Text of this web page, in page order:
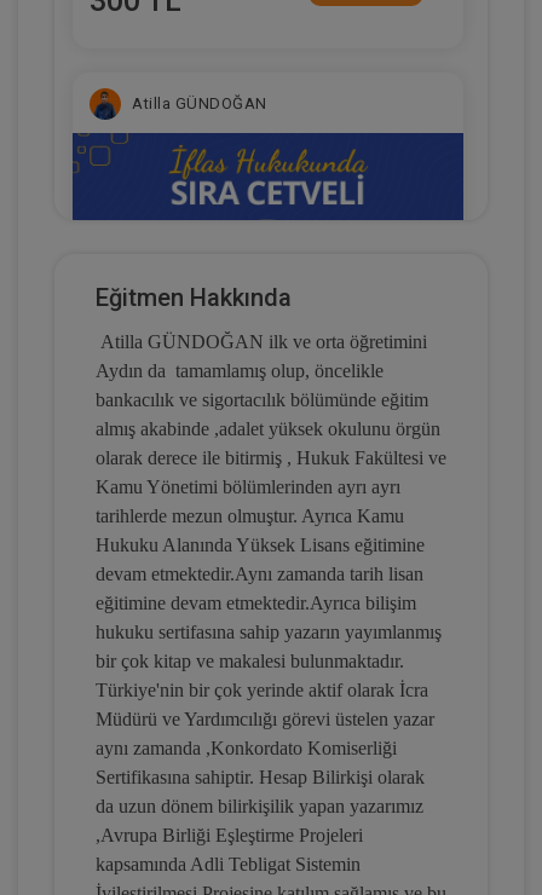
Atilla GÜNDOĞAN
İflas Hukukunda Sıra Cetveli Video
300 TL Sepete Ekle
İflas İdaresinin Kararları ve Hukuki
Niteliği Video Eğitimi
Eğitmen Hakkında
Atilla GÜNDOĞAN ilk ve orta öğretimini
Aydın da tamamlamış olup, öncelikle
bankacılık ve sigortacılık bölümünde eğitim
almış akabinde ,adalet yüksek okulunu örgün
olarak derece ile bitirmiş , Hukuk Fakültesi ve
Kamu Yönetimi bölümlerinden ayrı ayrı
tarihlerde mezun olmuştur. Ayrıca Kamu
Hukuku Alanında Yüksek Lisans eğitimine
devam etmektedir.Aynı zamanda tarih lisan
eğitimine devam etmektedir.Ayrıca bilişim
hukuku sertifasına sahip yazarın yayımlanmış
bir çok kitap ve makalesi bulunmaktadır.
Türkiye'nin bir çok yerinde aktif olarak İcra
Müdürü ve Yardımcılığı görevi üstelen yazar
aynı zamanda ,Konkordato Komiserliği
Sertifikasına sahiptir. Hesap Bilirkişi olarak
da uzun dönem bilirkişilik yapan yazarımız
,Avrupa Birliği Eşleştirme Projeleri
kapsamında Adli Tebligat Sistemin